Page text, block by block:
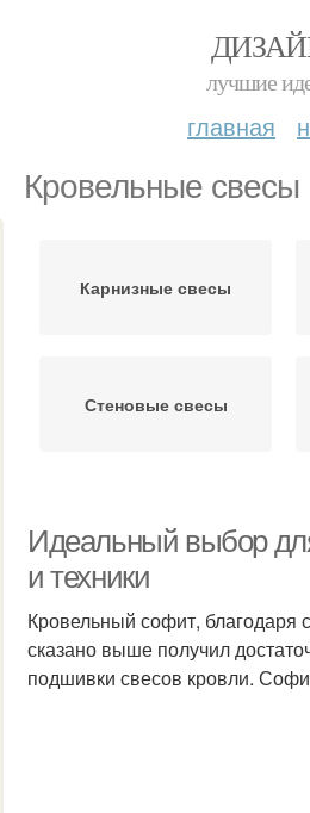
лучшие
главная
Кровельные свесы
Карнизные свесы
Стеновые свесы
Идеальный выбор
и техники
Кровельный софит, благодаря
сказано выше получил
подшивки свесов кровли.